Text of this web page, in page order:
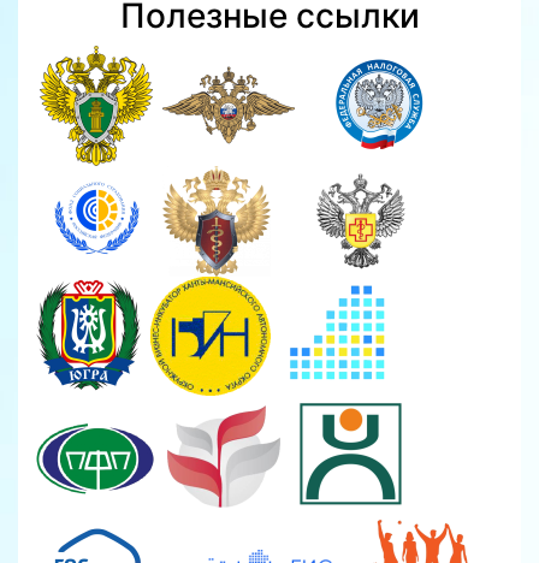
Полезные ссылки